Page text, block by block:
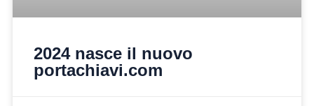
2024 nasce il nuovo
portachiavi.com